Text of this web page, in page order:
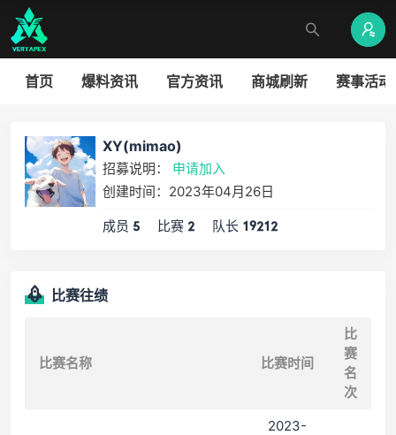
首页 爆料资讯 官方资讯 商城刷新 赛事活动
XY(mimao)
招募说明： 申请加入
创建时间：2023年04月26日
成员 5 比赛 2 队长 19212
比赛往绩
比赛名称 比赛时间
比
赛
名
次
2023-